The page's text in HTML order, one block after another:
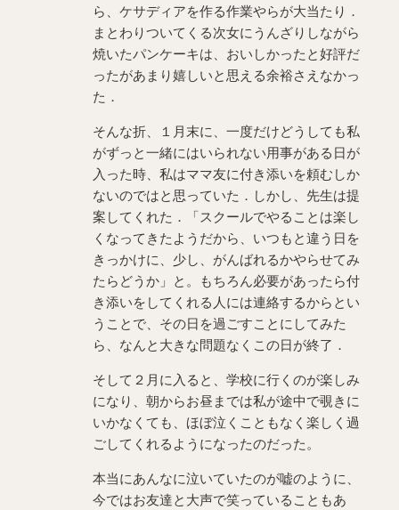
ら、ケサディアを作る作業やらが大当たり．
まとわりついてくる次女にうんざりしながら
焼いたパンケーキは、おいしかったと好評だ
ったがあまり嬉しいと思える余裕さえなかっ
た．
そんな折、１月末に、一度だけどうしても私
がずっと一緒にはいられない用事がある日が
入った時、私はママ友に付き添いを頼むしか
ないのではと思っていた．しかし、先生は提
案してくれた．「スクールでやることは楽し
くなってきたようだから、いつもと違う日を
きっかけに、少し、がんばれるかやらせてみ
たらどうか」と。もちろん必要があったら付
き添いをしてくれる人には連絡するからとい
うことで、その日を過ごすことにしてみた
ら、なんと大きな問題なくこの日が終了．
そして２月に入ると、学校に行くのが楽しみ
になり、朝からお昼までは私が途中で覗きに
いかなくても、ほぼ泣くこともなく楽しく過
ごしてくれるようになったのだった。
本当にあんなに泣いていたのが嘘のように、
今ではお友達と大声で笑っていることもあ